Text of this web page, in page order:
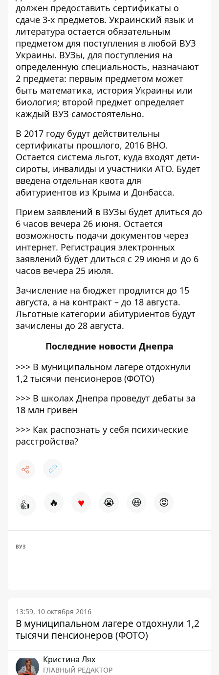
должен предоставить сертификаты о
сдаче 3-х предметов. Украинский язык и
литература остается обязательным
предметом для поступления в любой ВУЗ
Украины. ВУЗы, для поступления на
определенную специальность, назначают
2 предмета: первым предметом может
быть математика, история Украины или
биология; второй предмет определяет
каждый ВУЗ самостоятельно.
В 2017 году будут действительны
сертификаты прошлого, 2016 ВНО.
Остается система льгот, куда входят дети-
сироты, инвалиды и участники АТО. Будет
введена отдельная квота для
абитуриентов из Крыма и Донбасса.
Прием заявлений в ВУЗы будет длиться до
6 часов вечера 26 июня. Остается
возможность подачи документов через
интернет. Регистрация электронных
заявлений будет длиться с 29 июня и до 6
часов вечера 25 июля.
Зачисление на бюджет продлится до 15
августа, а на контракт – до 18 августа.
Льготные категории абитуриентов будут
зачислены до 28 августа.
Последние новости Днепра
>>> В муниципальном лагере отдохнули
1,2 тысячи пенсионеров (ФОТО)
>>> В школах Днепра проведут дебаты за
18 млн гривен
>>> Как распознать у себя психические
расстройства?
👍 🔥 ♥ 😭 😆 😡
ВУЗ
13:59, 10 октября 2016
В муниципальном лагере отдохнули 1,2
тысячи пенсионеров (ФОТО)
Кристина Лях
ГЛАВНЫЙ РЕДАКТОР